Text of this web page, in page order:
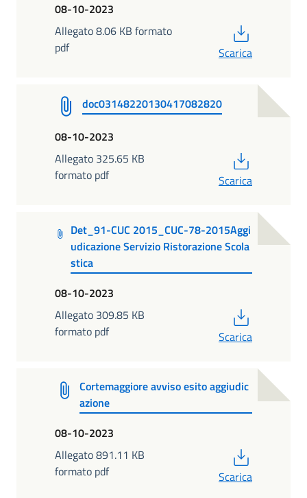
08-10-2023
Allegato 8.06 KB formato
pdf
Scarica
doc03148220130417082820
08-10-2023
Allegato 325.65 KB
formato pdf
Scarica
Det_91-CUC 2015_CUC-78-2015Aggi
udicazione Servizio Ristorazione Scola
stica
08-10-2023
Allegato 309.85 KB
formato pdf
Scarica
Cortemaggiore avviso esito aggiudic
azione
08-10-2023
Allegato 891.11 KB
formato pdf
Scarica